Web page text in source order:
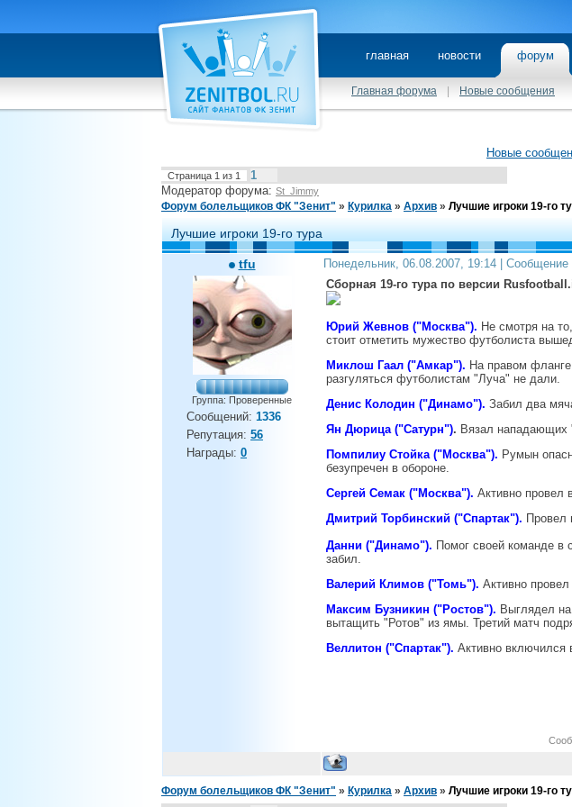
главная новости форум
Главная форума Новые сообщения
Новые
Страница 1 из 1 1
Модератор форума: St_Jimmy
Форум болельщиков ФК "Зенит" » Курилка » Архив » Лучшие игроки 19-го
Лучшие игроки 19-го тура
tfu
Группа: Проверенные
Сообщений: 1336
Репутация: 56
Награды: 0
Понедельник, 06.08.2007, 19:14 | Сообщение
Сборная 19-го тура по версии
Юрий Жевнов ("Москва"). Не смотря на
стоит отметить мужество футболиста
Миклош Гаал ("Амкар"). На правом
разгуляться футболистам "Луча" не дали.
Денис Колодин ("Динамо"). Забил два
Ян Дюрица ("Сатурн"). Вязал нападающих
Помпилиу Стойка ("Москва"). Румын
безупречен в обороне.
Сергей Семак ("Москва"). Активно провел
Дмитрий Торбинский ("Спартак"). Провел
Данни ("Динамо"). Помог своей команде в
забил.
Валерий Климов ("Томь"). Активно
Максим Бузникин ("Ростов"). Выглядел
вытащить "Ротов" из ямы. Третий матч
Веллитон ("Спартак"). Активно включился
Форум болельщиков ФК "Зенит" » Курилка » Архив » Лучшие игроки 19-го